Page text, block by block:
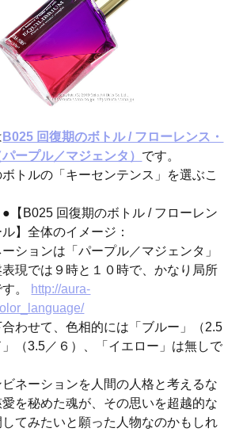
B025 回復期のボトル / フローレンス・
ープル／マジェンタ） です。
トルの「キーセンテンス」を選ぶこ
期のボトル / フローレン
】全体のイメージ：
ションは「パープル／マジェンタ」
現では９時と１０時で、かなり局所
。 http://aura-
わせて、色相的には「ブルー」（2.5
」（3.5／６）、「イエロー」は無しで
ネーションを人間の人格と考えるな
を秘めた魂が、その思いを超越的な
てみたいと願った人物なのかもしれ